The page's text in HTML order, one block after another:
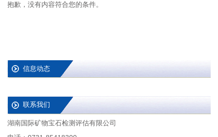
抱歉，没有内容符合您的条件。
信息动态
联系我们
湖南国际矿物宝石检测评估有限公司